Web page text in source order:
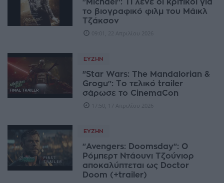
"Michael": Τι λένε οι κριτικοί για
το βιογραφικό φιλμ του Μάικλ
Τζάκσον
09:01, 22 Απριλίου 2026
ΕΥΖΗΝ
"Star Wars: The Mandalorian &
Grogu": Το τελικό trailer
σάρωσε το CinemaCon
17:50, 17 Απριλίου 2026
ΕΥΖΗΝ
"Avengers: Doomsday": Ο
Ρόμπερτ Ντάουνι Τζούνιορ
αποκαλύπτεται ως Doctor
Doom (+trailer)